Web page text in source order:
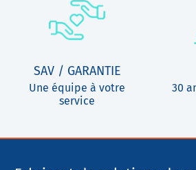
SAV / GARANTIE
Une équipe à votre
service
30